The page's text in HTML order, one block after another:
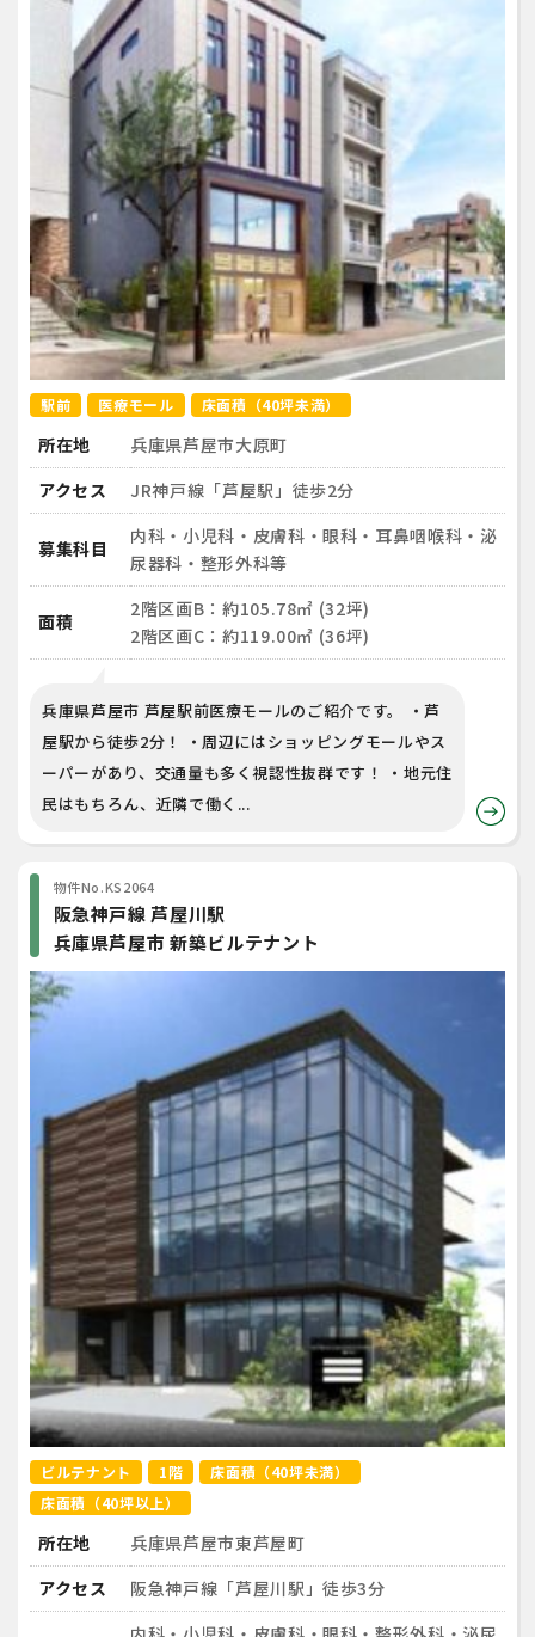
駅前 医療モール 床面積（40坪未満）
所在地
兵庫県芦屋市大原町
アクセス
JR神戸線「芦屋駅」徒歩2分
募集科目
内科・小児科・皮膚科・眼科・耳鼻咽喉科・泌
尿器科・整形外科等
面積
2階区画B：約105.78㎡ (32坪)
2階区画C：約119.00㎡ (36坪)
兵庫県芦屋市 芦屋駅前医療モールのご紹介です。 ・芦
屋駅から徒歩2分！ ・周辺にはショッピングモールやス
ーパーがあり、交通量も多く視認性抜群です！ ・地元住
民はもちろん、近隣で働く...
物件No.KS2064
阪急神戸線 芦屋川駅
兵庫県芦屋市 新築ビルテナント
ビルテナント 1階
床面積（40坪未満）
床面積（40坪以上）
所在地
兵庫県芦屋市東芦屋町
アクセス
阪急神戸線「芦屋川駅」徒歩3分